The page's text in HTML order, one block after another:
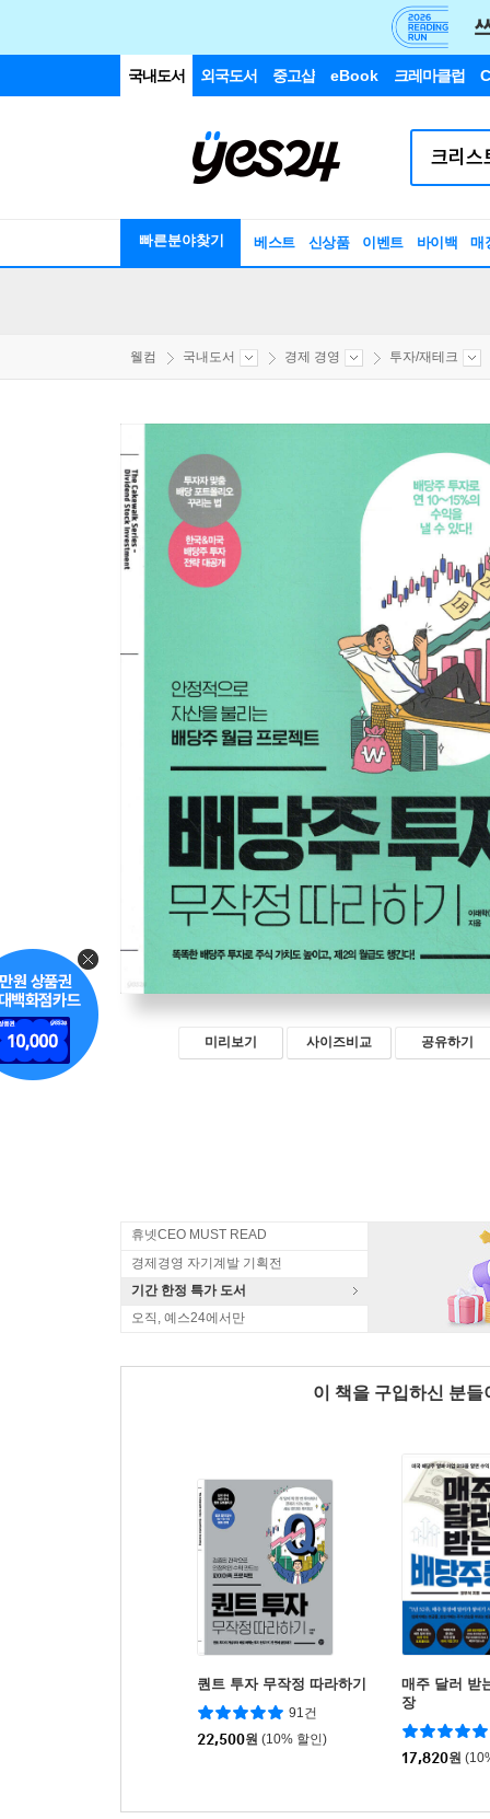
국내도서 외국도서 중고샵 eBook 크레마클럽
빠른분야찾기 베스트 신상품 이벤트 바이백 매
웰컴 국내도서 경제 경영 투자/재테크
미리보기 사이즈비교 공유하기
휴넷CEO MUST READ
경제경영 자기계발 기획전
기간 한정 특가 도서
오직, 예스24에서만
이 책을 구입하신 분
퀀트 투자 무작정 따라하기
91건
22,500원 (10% 할인)
매주 달러 받
장
17,820원